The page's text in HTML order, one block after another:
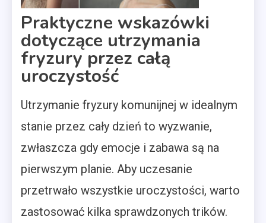
Praktyczne wskazówki
dotyczące utrzymania
fryzury przez całą
uroczystość
Utrzymanie fryzury komunijnej w idealnym
stanie przez cały dzień to wyzwanie,
zwłaszcza gdy emocje i zabawa są na
pierwszym planie. Aby uczesanie
przetrwało wszystkie uroczystości, warto
zastosować kilka sprawdzonych trików.